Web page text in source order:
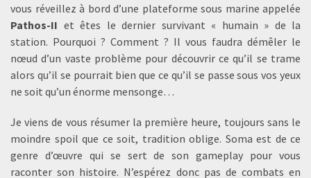
vous réveillez à bord d’une plateforme sous marine appelée
Pathos-II et êtes le dernier survivant « humain » de la
station. Pourquoi ? Comment ? Il vous faudra démêler le
nœud d’un vaste problème pour découvrir ce qu’il se trame
alors qu’il se pourrait bien que ce qu’il se passe sous vos yeux
ne soit qu’un énorme mensonge…
Je viens de vous résumer la première heure, toujours sans le
moindre spoil que ce soit, tradition oblige. Soma est de ce
genre d’œuvre qui se sert de son gameplay pour vous
raconter son histoire. N’espérez donc pas de combats en